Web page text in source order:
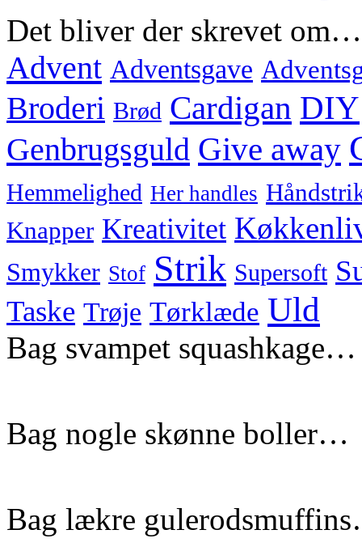
Det bliver der skrevet om…
Advent Adventsgave
Broderi Brød Cardigan DIY
Genbrugsguld Give away
Hemmelighed Her handles
Knapper Kreativitet
Smykker Stof Strik Supersoft
Taske Trøje Tørklæde Uld
Bag svampet squashkage…
Bag nogle skønne boller…
Bag lækre